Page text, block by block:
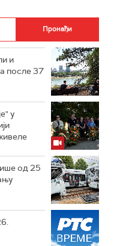
и
после 37
у
од 25